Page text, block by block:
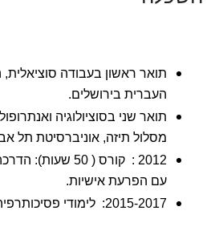
תואר ראשון בעבודה סוציאלית,
העברית בירושלים.
תואר שני בסוציולוגיה
מסלול תיזה, אוניברסיטת תל
2012 : קורס ( 50
עם הפרעת אישיות.
2015-2017: לימודי פסיכותרפיה בגישת CBT.